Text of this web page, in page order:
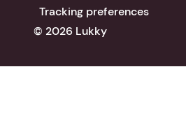
Tracking preferences
© 2026 Lukky